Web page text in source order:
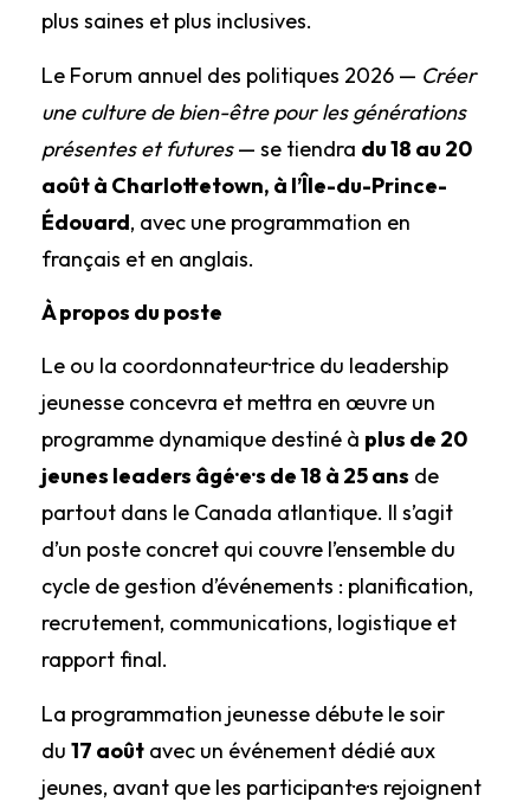
plus saines et plus inclusives.
Le Forum annuel des politiques 2026 — Créer
une culture de bien-être pour les générations
présentes et futures— se tiendra du 18 au 20
août à Charlottetown, à l’Île-du-Prince-
Édouard, avec une programmation en
français et en anglais.
À propos du poste
Le ou la coordonnateur·trice du leadership
jeunesse concevra et mettra en œuvre un
programme dynamique destiné à plus de 20
jeunes leaders âgé·e·s de 18 à 25 ans de
partout dans le Canada atlantique. Il s’agit
d’un poste concret qui couvre l’ensemble du
cycle de gestion d’événements : planification,
recrutement, communications, logistique et
rapport final.
La programmation jeunesse débute le soir
du 17 août avec un événement dédié aux
jeunes, avant que les participant·e·s rejoignent